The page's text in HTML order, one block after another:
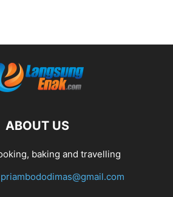
ABOUT US
baking and travelling
priambododimas@gmail.com